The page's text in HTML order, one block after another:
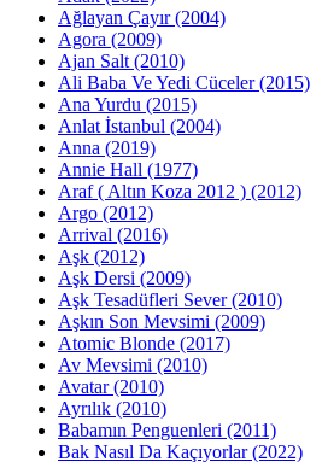
Ağlayan Çayır (2004)
Agora (2009)
Ajan Salt (2010)
Ali Baba Ve Yedi Cüceler (2015)
Ana Yurdu (2015)
Anlat İstanbul (2004)
Anna (2019)
Annie Hall (1977)
Araf ( Altın Koza 2012 ) (2012)
Argo (2012)
Arrival (2016)
Aşk (2012)
Aşk Dersi (2009)
Aşk Tesadüfleri Sever (2010)
Aşkın Son Mevsimi (2009)
Atomic Blonde (2017)
Av Mevsimi (2010)
Avatar (2010)
Ayrılık (2010)
Babamın Penguenleri (2011)
Bak Nasıl Da Kaçıyorlar (2022)